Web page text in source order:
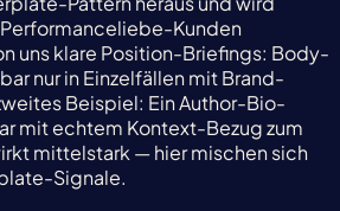
Kunden
uns klare Position-Briefings: Body-
nur in Einzelfällen mit Brand-
Beispiel: Ein Author-Bio-
mit echtem Kontext-Bezug zum
mittelstark — hier mischen sich
Signale.